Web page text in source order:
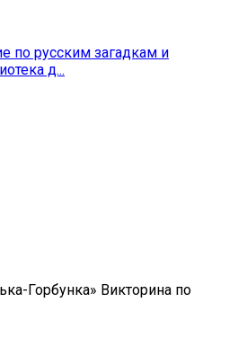
по русским загадкам и
д...
Горбунка» Викторина по